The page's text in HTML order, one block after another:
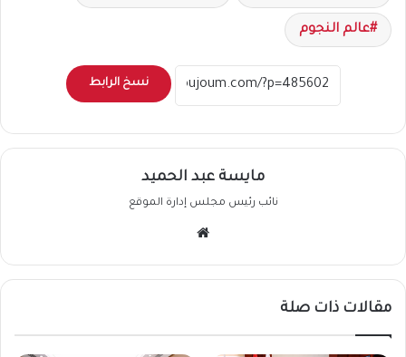
عالم النجوم
نسخ الرابط
مايسة عبد الحميد
نائب رئيس مجلس إدارة الموقع
مقالات ذات صلة